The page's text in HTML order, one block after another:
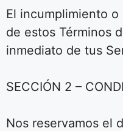
El incumplimiento
de estos Términos
inmediato de tus
SECCIÓN 2 –
Nos reservamos el